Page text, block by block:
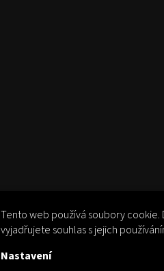
Tento web používá soubory
vyjadřujete souhlas s jejich
Nastavení